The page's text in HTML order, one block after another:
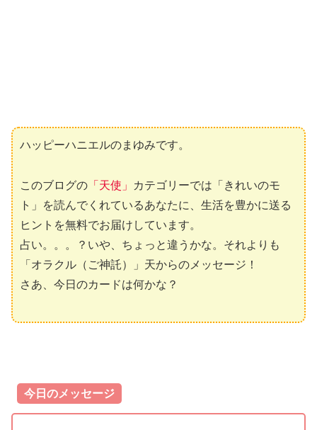
ハッピーハニエルのまゆみです。
このブログの 「天使」
カテゴリーでは「きれいのモ
ト」を読んでくれているあなたに、生活を豊かに送る
ヒントを無料でお届けしています。
占い。。。？いや、ちょっと違うかな。それよりも
「オラクル（ご神託）」天からのメッセージ！
さあ、今日のカードは何かな？
今日のメッセージ